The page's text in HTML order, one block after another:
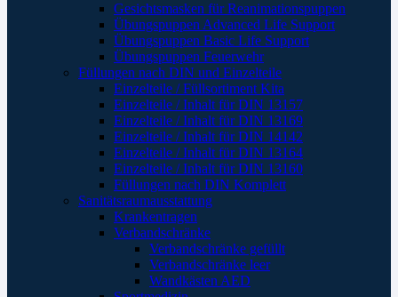
Gesichtsmasken für Reanimationspuppen
Übungspuppen Advanced Life Support
Übungspuppen Basic Life Support
Übungspuppen Feuerwehr
Füllungen nach DIN und Einzelteile
Einzelteile / Füllsortiment Kita
Einzelteile / Inhalt für DIN 13157
Einzelteile / Inhalt für DIN 13169
Einzelteile / Inhalt für DIN 14142
Einzelteile / Inhalt für DIN 13164
Einzelteile / Inhalt für DIN 13160
Füllungen nach DIN Komplett
Sanitätsraumausstattung
Krankentragen
Verbandschränke
Verbandschränke gefüllt
Verbandschränke leer
Wandkästen AED